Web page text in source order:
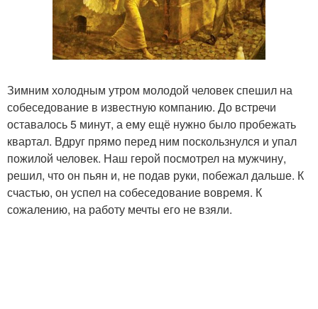
Зимним холодным утром молодой человек спешил на
собеседование в известную компанию. До встречи
оставалось 5 минут, а ему ещё нужно было пробежать
квартал. Вдруг прямо перед ним поскользнулся и упал
пожилой человек. Наш герой посмотрел на мужчину,
решил, что он пьян и, не подав руки, побежал дальше. К
счастью, он успел на собеседование вовремя. К
сожалению, на работу мечты его не взяли.